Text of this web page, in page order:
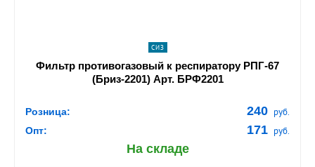
СИЗ
Фильтр противогазовый к респиратору РПГ-67
(Бриз-2201) Арт. БРФ2201
Розница: 240 руб.
Опт: 171 руб.
На складе